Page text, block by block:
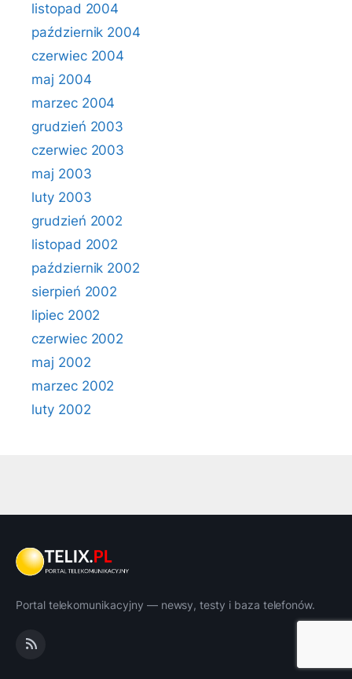
listopad 2004
październik 2004
czerwiec 2004
maj 2004
marzec 2004
grudzień 2003
czerwiec 2003
maj 2003
luty 2003
grudzień 2002
listopad 2002
październik 2002
sierpień 2002
lipiec 2002
czerwiec 2002
maj 2002
marzec 2002
luty 2002
Portal telekomunikacyjny — newsy, testy i baza telefonów.